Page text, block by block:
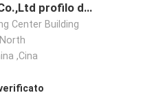
profilo del
Center Building
,Cina